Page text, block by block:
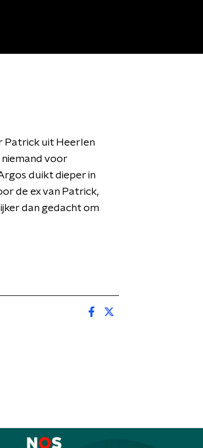
Patrick uit Heerlen
voor
duikt dieper in
de ex van Patrick,
dan gedacht om